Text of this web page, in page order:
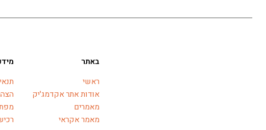
באתר
ראשי
אודות אתר אקדמג'יק
מאמרים
מאמר אקראי